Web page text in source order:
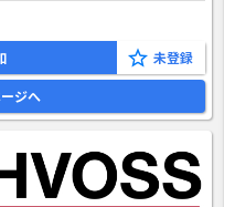
ジへ